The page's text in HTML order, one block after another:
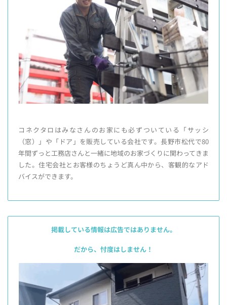
コネクタロはみなさんのお家にも必ずついている「サッシ
（窓）」や「ドア」を販売している会社です。長野市松代で80
年間ずっと工務店さんと一緒に地域のお家づくりに関わってきま
した。住宅会社とお客様のちょうど真ん中から、客観的なアド
バイスができます。
掲載している情報は広告ではありません。
だから、忖度はしません！